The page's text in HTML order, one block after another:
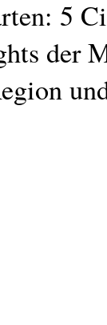
5
der